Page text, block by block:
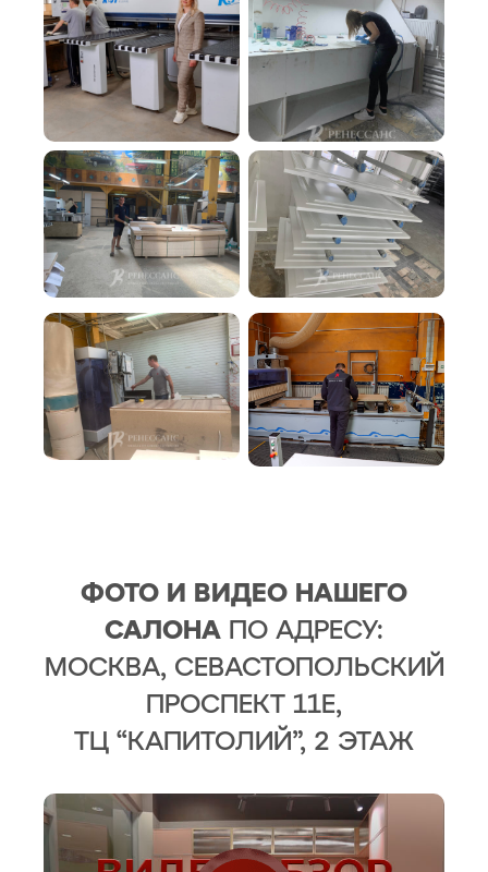
ФОТО И ВИДЕО НАШЕГО
САЛОНА ПО АДРЕСУ:
МОСКВА, СЕВАСТОПОЛЬСКИЙ
ПРОСПЕКТ 11Е,
ТЦ “КАПИТОЛИЙ”, 2 ЭТАЖ